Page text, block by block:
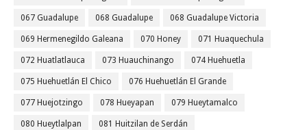
067 Guadalupe 068 Guadalupe 068 Guadalupe Victoria
069 Hermenegildo Galeana 070 Honey 071 Huaquechula
072 Huatlatlauca 073 Huauchinango 074 Huehuetla
075 Huehuetlán El Chico 076 Huehuetlán El Grande
077 Huejotzingo 078 Hueyapan 079 Hueytamalco
080 Hueytlalpan 081 Huitzilan de Serdán